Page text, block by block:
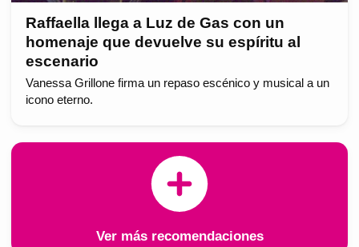
Raffaella llega a Luz de Gas con un
homenaje que devuelve su espíritu al
escenario
Vanessa Grillone firma un repaso escénico y musical a un
icono eterno.
Ver más recomendaciones